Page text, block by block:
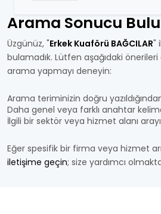
Arama Sonucu
Üzgünüz, "Erkek Kuaförü BAĞCILAR"
bulamadık. Lütfen aşağıdaki
arama yapmayı deneyin:
Arama teriminizin doğru
Daha genel veya farklı anahtar
İlgili bir sektör veya hizmet alanı
Eğer spesifik bir firma veya hizmet
iletişime geçin; size yardımcı